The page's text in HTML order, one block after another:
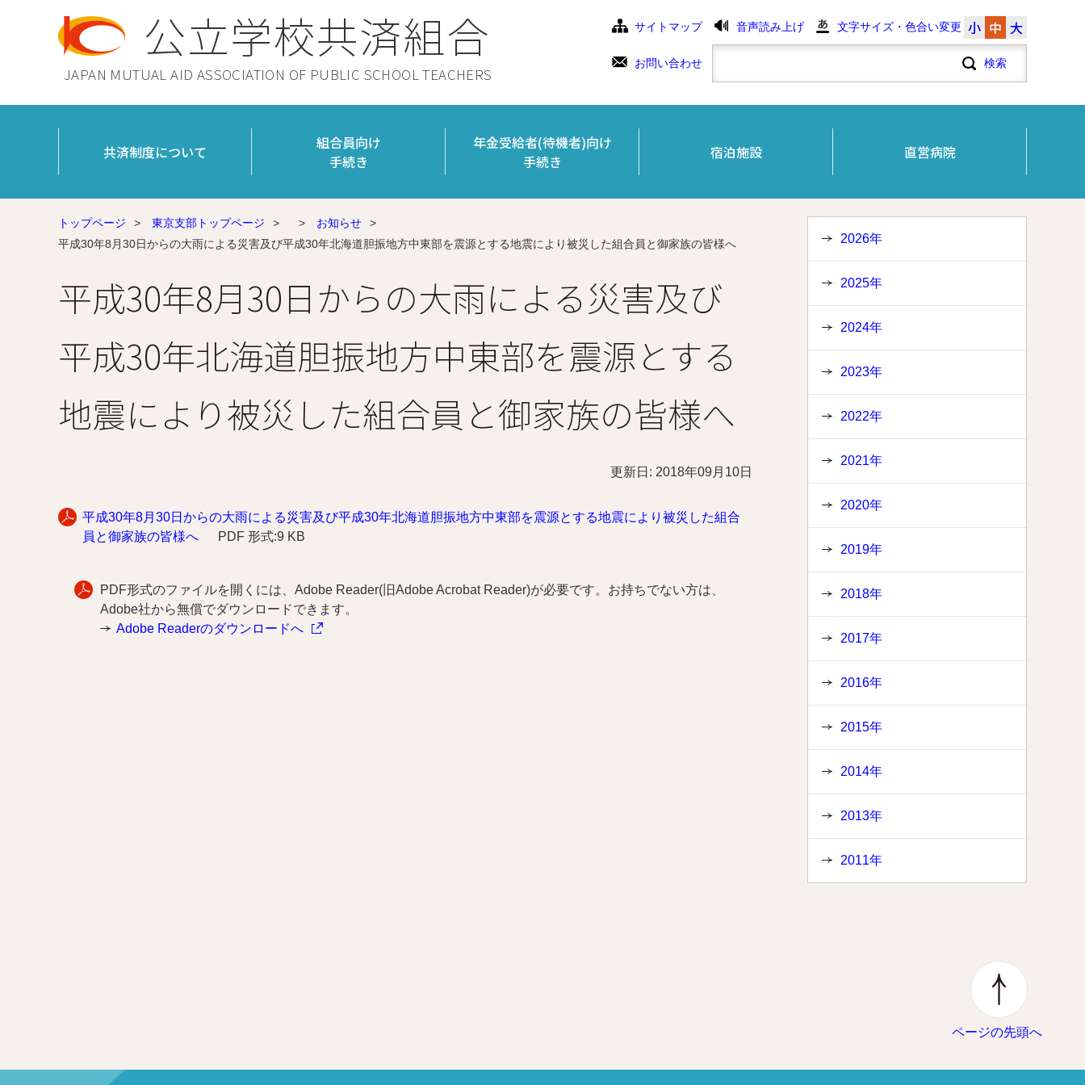
公立学校共済組合
JAPAN MUTUAL AID ASSOCIATION OF PUBLIC SCHOOL TEACHERS
サイトマップ 音声読み上げ 文字サイズ・色合い変更 小 中 大
お問い合わせ
共済制度について
組合員向け
手続き
年金受給者(待機者)向け
手続き
宿泊施設 直営病院
トップページ > 東京支部トップページ > > お知らせ
>
平成30年8月30日からの大雨による災害及び平成30年北海道胆振地方中東部を震源とする地震により被災した組合員と御家族の皆様へ
平成30年8月30日からの大雨による災害及び
平成30年北海道胆振地方中東部を震源とする
地震により被災した組合員と御家族の皆様へ
更新日: 2018年09月10日
平成30年8月30日からの大雨による災害及び平成30年北海道胆振地方中東部を震源とする地震により被災した組合
員と御家族の皆様へ
PDF 形式:9 KB
PDF形式のファイルを開くには、Adobe Reader(旧Adobe Acrobat Reader)が必要です。お持ちでない方は、
Adobe社から無償でダウンロードできます。
Adobe Readerのダウンロードへ
2026年
2025年
2024年
2023年
2022年
2021年
2020年
2019年
2018年
2017年
2016年
2015年
2014年
2013年
2011年
ページの先頭へ